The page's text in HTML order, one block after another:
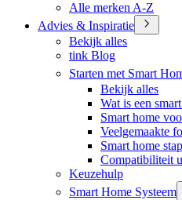
Alle merken A-Z
Advies & Inspiratie
Bekijk alles
tink Blog
Starten met Smart
Bekijk alles
Wat is een
Smart home
Veelgemaakte
Smart home
Compatibiliteit
Keuzehulp
Smart Home Systeem